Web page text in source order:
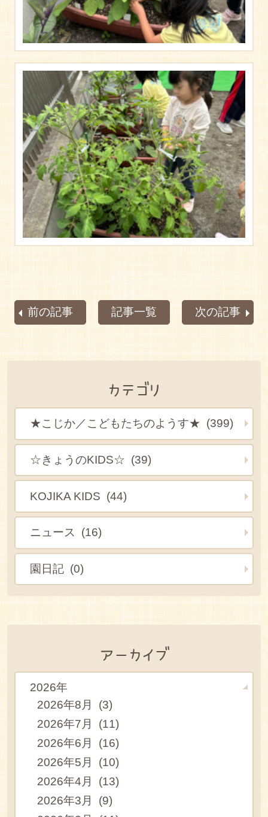
前の記事 記事一覧 次の記事
カテゴリ
★こじか／こどもたちのようす★ (399)
☆きょうのKIDS☆ (39)
KOJIKA KIDS (44)
ニュース (16)
園日記 (0)
アーカイブ
2026年
2026年8月 (3)
2026年7月 (11)
2026年6月 (16)
2026年5月 (10)
2026年4月 (13)
2026年3月 (9)